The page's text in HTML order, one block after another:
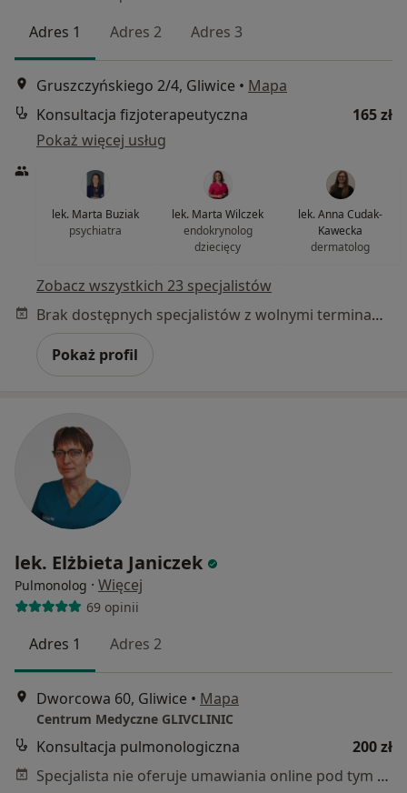
Adres 1 Adres 2 Adres 3
Gruszczyńskiego 2/4, Gliwice • Mapa
Konsultacja fizjoterapeutyczna
165 zł
Pokaż więcej usług
lek. Marta Buziak
psychiatra
lek. Marta Wilczek
endokrynolog
dziecięcy
lek. Anna Cudak-
Kawecka
dermatolog
Zobacz wszystkich 23 specjalistów
Brak dostępnych specjalistów z wolnymi terminami w tym centrum medycznym.
Pokaż profil
lek. Elżbieta Janiczek
Pulmonolog · Więcej
69 opinii
Adres 1 Adres 2
Dworcowa 60, Gliwice • Mapa
Centrum Medyczne GLIVCLINIC
Konsultacja pulmonologiczna
200 zł
Specjalista nie oferuje umawiania online pod tym adresem.